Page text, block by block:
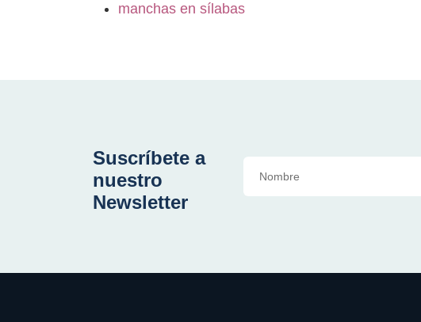
manchas en sílabas
Suscríbete a
nuestro
Newsletter